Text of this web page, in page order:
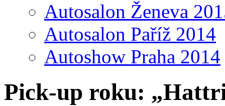
Autosalon Ženeva
Autosalon Paříž 2014
Autoshow Praha 2014
Pick-up roku: